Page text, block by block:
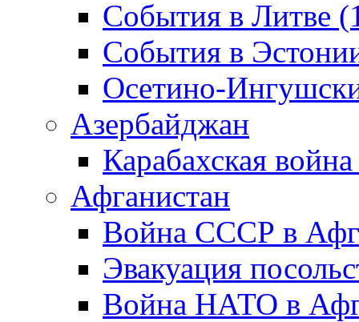
События в Литве
События в
Осетино-
Азербайджан
Карабахская
Афганистан
Война СССР в
Эвакуация
Война НАТО в